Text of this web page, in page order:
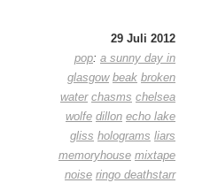
29 Juli 2012
pop: a sunny day in
glasgow beak broken
water chasms chelsea
wolfe dillon echo lake
gliss holograms liars
memoryhouse mixtape
noise ringo deathstarr